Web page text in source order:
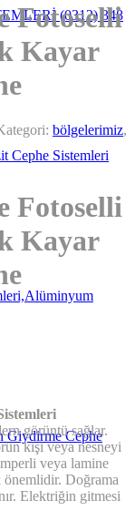
Fotoselli
Kayar
bölgelerimiz,
Fotoselli
Kayar
görüntü sağlar.
kişi veya nesneyi
veya lamine
önemlidir. Doğrama
Elektriğin gitmesi